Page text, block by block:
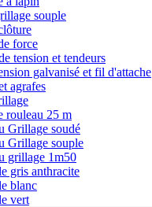
souple
force
tension et tendeurs
galvanisé et fil d'attache
agrafes
rouleau 25 m
Grillage soudé
Grillage souple
grillage 1m50
gris anthracite
blanc
vert